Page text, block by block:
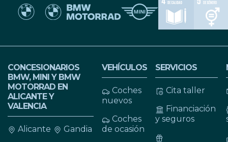
CONCESIONARIOS
BMW, MINI Y BMW
MOTORRAD EN
ALICANTE Y
VALENCIA
Alicante
Gandia
VEHÍCULOS
Coches
nuevos
Coches
de ocasión
SERVICIOS
Cita taller
Financiación
y seguros